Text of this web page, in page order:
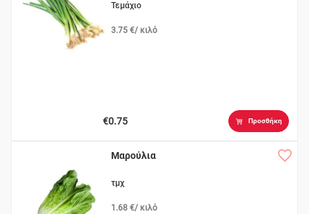
Τεμάχιο
3.75 €/ κιλό
€0.75 Προσθήκη
Μαρούλια
τμχ
1.68 €/ κιλό